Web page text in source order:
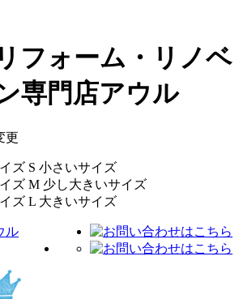
フォーム・リノベ
専門店アウル